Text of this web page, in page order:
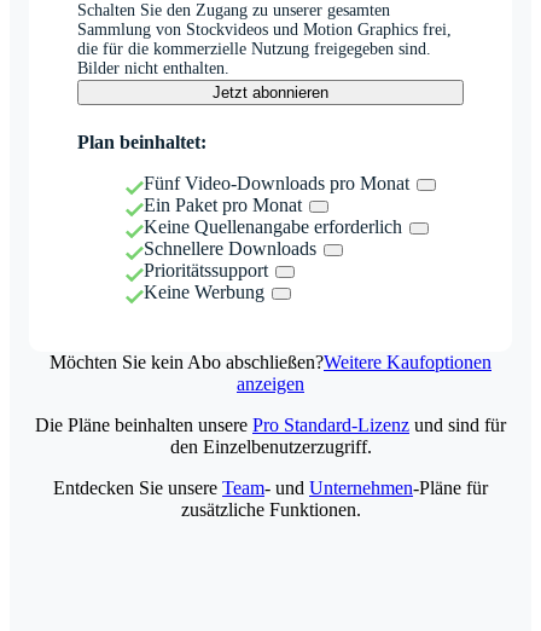
Schalten Sie den Zugang zu unserer gesamten
Sammlung von Stockvideos und Motion Graphics frei,
die für die kommerzielle Nutzung freigegeben sind.
Bilder nicht enthalten.
Jetzt abonnieren
Plan beinhaltet:
Fünf Video-Downloads pro Monat
Ein Paket pro Monat
Keine Quellenangabe erforderlich
Schnellere Downloads
Prioritätssupport
Keine Werbung
Möchten Sie kein Abo abschließen?Weitere Kaufoptionen
anzeigen
Die Pläne beinhalten unsere Pro Standard-Lizenz und sind für
den Einzelbenutzerzugriff.
Entdecken Sie unsere Team- und Unternehmen-Pläne für
zusätzliche Funktionen.